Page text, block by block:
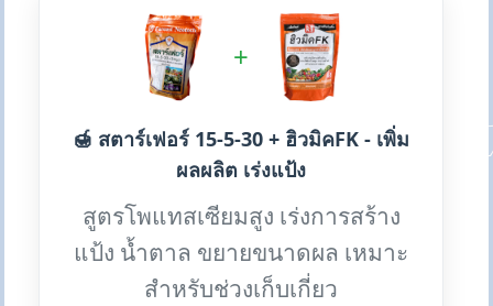
+
🍯 สตาร์เฟอร์ 15-5-30 + ฮิวมิคFK - เพิ่ม
ผลผลิต เร่งแป้ง
สูตรโพแทสเซียมสูง เร่งการสร้าง
แป้ง น้ำตาล ขยายขนาดผล เหมาะ
สำหรับช่วงเก็บเกี่ยว